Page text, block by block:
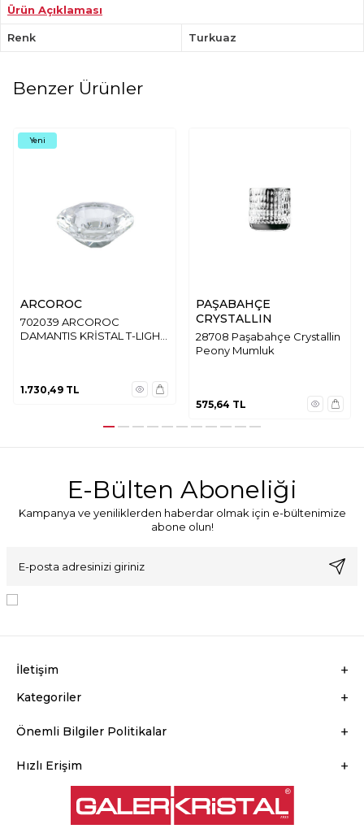
Ürün Açıklaması
Renk Turkuaz
Benzer Ürünler
Yeni
ARCOROC
702039 ARCOROC
DAMANTIS KRİSTAL T-LIGHT
1.730,49 TL
PAŞABAHÇE
CRYSTALLIN
28708 Paşabahçe Crystallin
Peony Mumluk
575,64 TL
E-Bülten Aboneliği
Kampanya ve yeniliklerden haberdar olmak için e-bültenimize
abone olun!
İletişim
Kategoriler
Önemli Bilgiler Politikalar
Hızlı Erişim